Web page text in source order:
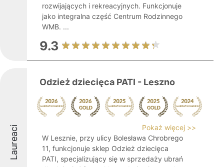
rozwijających i rekreacyjnych. Funkcjonuje
jako integralna część Centrum Rodzinnego
WMB. ...
9.3
Laureaci
Odzież dziecięca PATI - Leszno
Pokaż więcej >>
W Lesznie, przy ulicy Bolesława Chrobrego
11, funkcjonuje sklep Odzież dziecięca
PATI, specjalizujący się w sprzedaży ubrań